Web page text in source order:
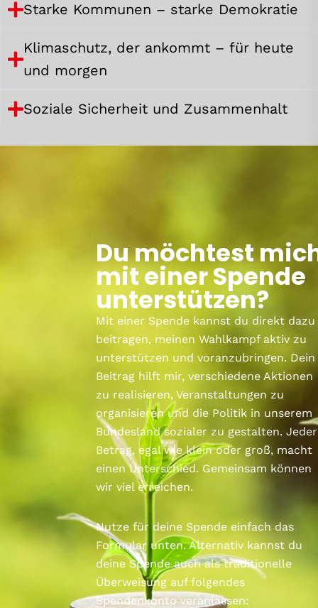
Starke Kommunen – starke Demokratie
Klimaschutz, der ankommt – für heute
und morgen
Soziale Sicherheit und Zusammenhalt
Du möchtest
mit einer Spende
unterstützen?
Mit einer Spende kannst du direkt dazu
beitragen, meinen Wahlkampf aktiv zu
unterstützen und voranzubringen. Dein
Beitrag hilft mir, verschiedene Aktionen
zu realisieren, Veranstaltungen zu
organisieren und die Politik in unserem
Bundesland sozialer zu gestalten. Jeder
Betrag, egal wie klein oder groß, macht
einen Unterschied. Gemeinsam können
wir viel erreichen.
Nutze für deine Spende einfach das
Formular unten. Alternativ kannst du
deine Spende auch als traditionelle
Überweisung auf folgendes
Spendenkonto veranlassen: